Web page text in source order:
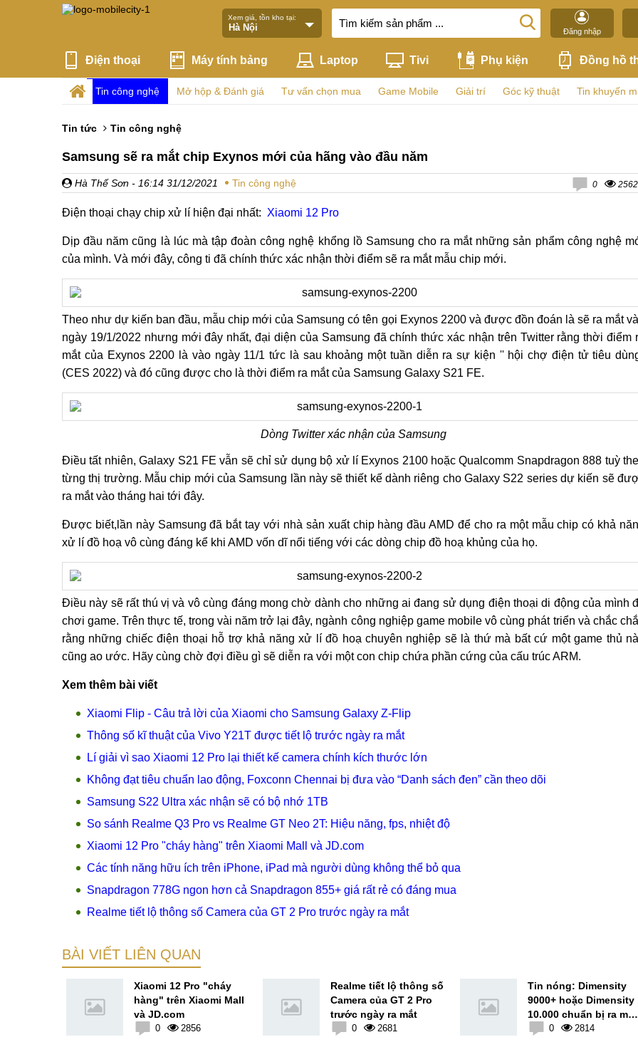
Xem giá, tồn kho tại:
Đăng nhập
Điện thoại Máy tính bảng Laptop Tivi Phụ kiện Đồng hồ
Tin công nghệ Mở hộp & Đánh giá Tư vấn chọn mua Game Mobile Giải trí Góc kỹ thuật Tin khuyến
Tin tức Tin công nghệ
Samsung sẽ ra mắt chip Exynos mới của hãng vào đầu năm
Hà Thế Sơn - 16:14 31/12/2021 Tin công nghệ 0 2562
Điện thoại chạy chip xử lí hiện đại nhất: Xiaomi 12 Pro
Dịp đầu năm cũng là lúc mà tập đoàn công nghệ khổng lồ Samsung cho ra mắt những sản phẩm công nghệ
của mình. Và mới đây, công ti đã chính thức xác nhận thời điểm sẽ ra mắt mẫu chip mới.
Theo như dự kiến ban đầu, mẫu chip mới của Samsung có tên gọi Exynos 2200 và được đồn đoán là sẽ ra mắt
ngày 19/1/2022 nhưng mới đây nhất, đại diện của Samsung đã chính thức xác nhận trên Twitter rằng thời điểm
mắt của Exynos 2200 là vào ngày 11/1 tức là sau khoảng một tuần diễn ra sự kiện '' hội chợ điện tử tiêu
(CES 2022) và đó cũng được cho là thời điểm ra mắt của Samsung Galaxy S21 FE.
Dòng Twitter xác nhận của Samsung
Điều tất nhiên, Galaxy S21 FE vẫn sẽ chỉ sử dụng bộ xử lí Exynos 2100 hoặc Qualcomm Snapdragon 888 tuỳ
từng thị trường. Mẫu chip mới của Samsung lần này sẽ thiết kế dành riêng cho Galaxy S22 series dự kiến sẽ
ra mắt vào tháng hai tới đây.
Được biết,lần này Samsung đã bắt tay với nhà sản xuất chip hàng đầu AMD để cho ra một mẫu chip có khả
xử lí đồ hoạ vô cùng đáng kể khi AMD vốn dĩ nổi tiếng với các dòng chip đồ hoạ khủng của họ.
Điều này sẽ rất thú vị và vô cùng đáng mong chờ dành cho những ai đang sử dụng điện thoại di động của mình
chơi game. Trên thực tế, trong vài năm trở lại đây, ngành công nghiệp game mobile vô cùng phát triển và chắc
rằng những chiếc điện thoại hỗ trợ khả năng xử lí đồ hoạ chuyên nghiệp sẽ là thứ mà bất cứ một game thủ
cũng ao ước. Hãy cùng chờ đợi điều gì sẽ diễn ra với một con chip chứa phần cứng của cấu trúc ARM.
Xem thêm bài viết
Xiaomi Flip - Câu trả lời của Xiaomi cho Samsung Galaxy Z-Flip
Thông số kĩ thuật của Vivo Y21T được tiết lộ trước ngày ra mắt
Lí giải vì sao Xiaomi 12 Pro lại thiết kế camera chính kích thước lớn
Không đạt tiêu chuẩn lao động, Foxconn Chennai bị đưa vào “Danh sách đen” cần theo dõi
Samsung S22 Ultra xác nhận sẽ có bộ nhớ 1TB
So sánh Realme Q3 Pro vs Realme GT Neo 2T: Hiệu năng, fps, nhiệt độ
Xiaomi 12 Pro "cháy hàng" trên Xiaomi Mall và JD.com
Các tính năng hữu ích trên iPhone, iPad mà người dùng không thể bỏ qua
Snapdragon 778G ngon hơn cả Snapdragon 855+ giá rất rẻ có đáng mua
Realme tiết lộ thông số Camera của GT 2 Pro trước ngày ra mắt
BÀI VIẾT LIÊN QUAN
Xiaomi 12 Pro "cháy
hàng" trên Xiaomi Mall
và JD.com
0 2856
Realme tiết lộ thông số
Camera của GT 2 Pro
trước ngày ra mắt
0 2681
Tin nóng: Dimensity
9000+ hoặc Dimensity
10.000 chuẩn bị ra mắt,
AnTuTu dự kiến 1.5
0 2814